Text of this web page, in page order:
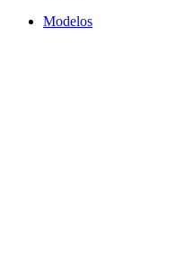
Modelos